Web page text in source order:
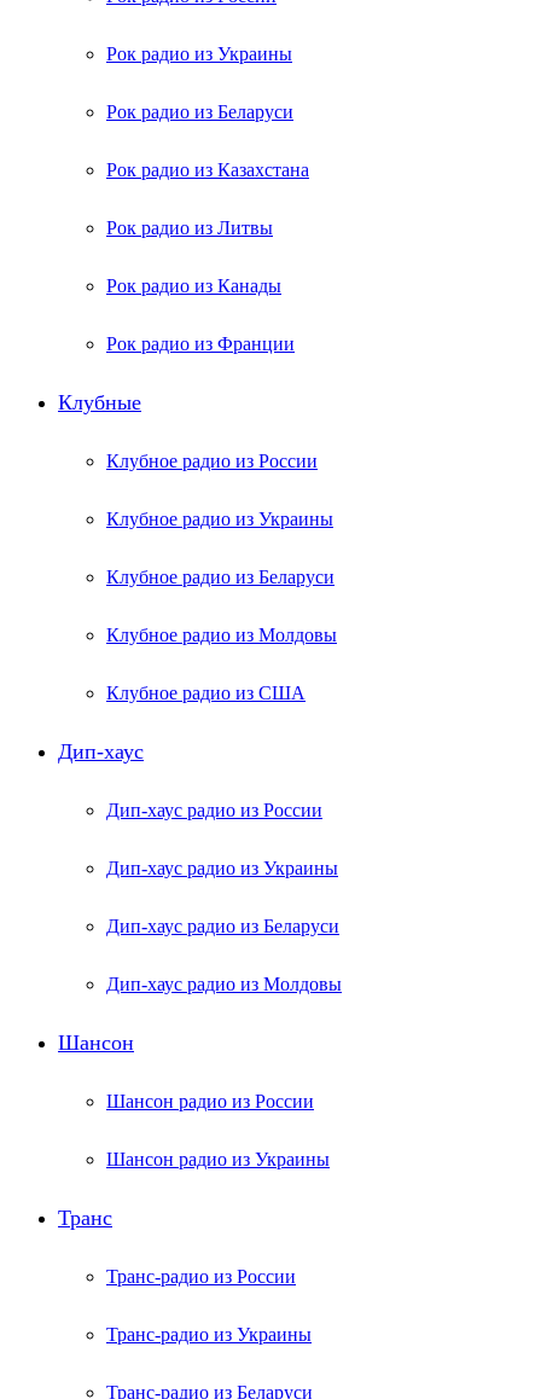
Рок радио из Украины
Рок радио из Беларуси
Рок радио из Казахстана
Рок радио из Литвы
Рок радио из Канады
Рок радио из Франции
Клубные
Клубное радио из России
Клубное радио из Украины
Клубное радио из Беларуси
Клубное радио из Молдовы
Клубное радио из США
Дип-хаус
Дип-хаус радио из России
Дип-хаус радио из Украины
Дип-хаус радио из Беларуси
Дип-хаус радио из Молдовы
Шансон
Шансон радио из России
Шансон радио из Украины
Транс
Транс-радио из России
Транс-радио из Украины
Транс-радио из Беларуси